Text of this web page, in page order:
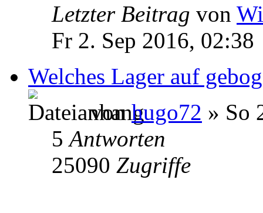
Letzter Beitrag von
Fr 2. Sep 2016, 02:38
Welches Lager auf
vonhugo72 » So
5Antworten
25090 Zugriffe